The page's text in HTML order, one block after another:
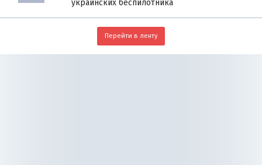
украинских беспилотника
Перейти в ленту